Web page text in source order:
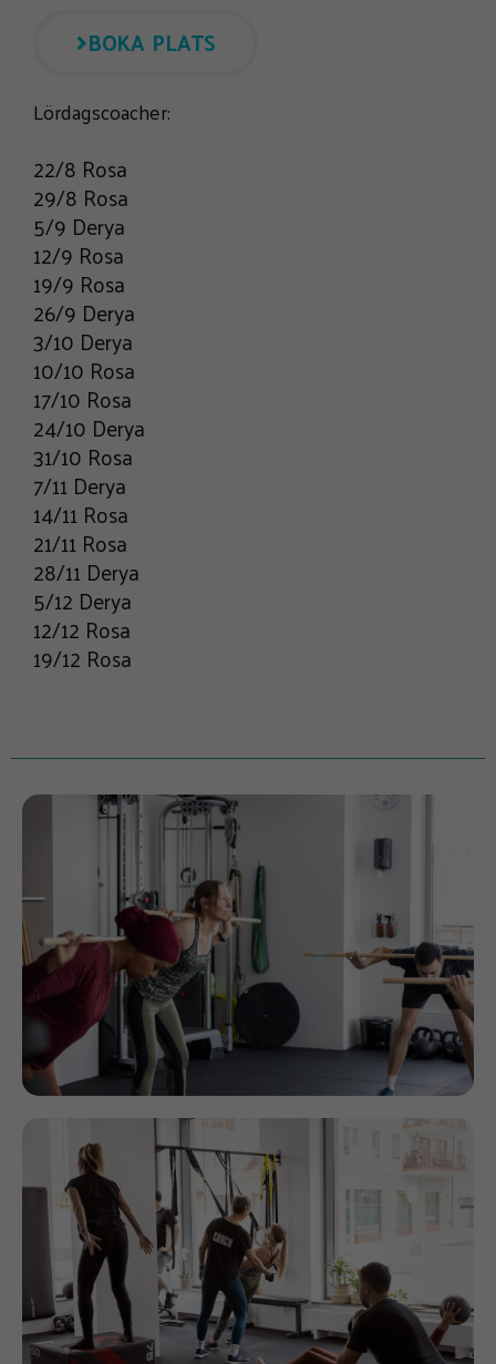
BOKA PLATS
Lördagscoacher:
22/8 Rosa
29/8 Rosa
5/9 Derya
12/9 Rosa
19/9 Rosa
26/9 Derya
3/10 Derya
10/10 Rosa
17/10 Rosa
24/10 Derya
31/10 Rosa
7/11 Derya
14/11 Rosa
21/11 Rosa
28/11 Derya
5/12 Derya
12/12 Rosa
19/12 Rosa